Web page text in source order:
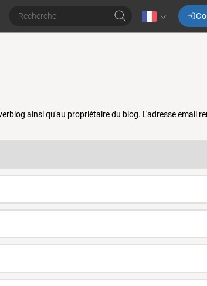
ainsi qu'au propriétaire du blog. L'adresse email